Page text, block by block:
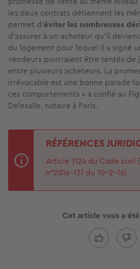
les deux contrats détiennent les
permet d’éviter les nombreuses
d’assurer à un acheteur qu’il
du logement pour lequel il a signé
vendeurs pourraient être tentés de
entre plusieurs acheteurs. La
irrévocable est une bonne parade
ces comportements » a confié au
Delesalle, notaire à Paris.
RÉFÉRENCES
Article 1124 du Code civil
n°2016-131 du 10-2-16)
Cet article vous a